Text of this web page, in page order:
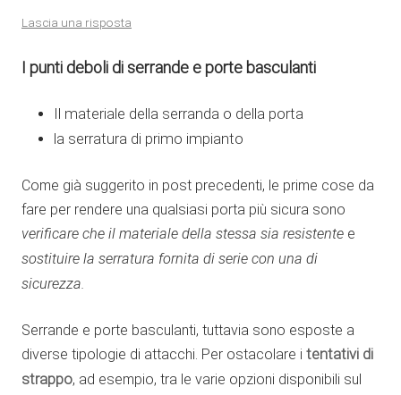
Lascia una risposta
I punti deboli di serrande e porte basculanti
Il materiale della serranda o della porta
la serratura di primo impianto
Come già suggerito in post precedenti, le prime cose da
fare per rendere una qualsiasi porta più sicura sono
verificare che il materiale della stessa sia resistente e
sostituire la serratura fornita di serie con una di
sicurezza.
Serrande e porte basculanti, tuttavia sono esposte a
diverse tipologie di attacchi. Per ostacolare i tentativi di
strappo, ad esempio, tra le varie opzioni disponibili sul